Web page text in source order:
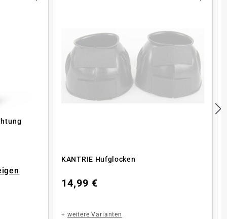
KANTRIE Hufglocken
14,99 €
+ weitere Varianten